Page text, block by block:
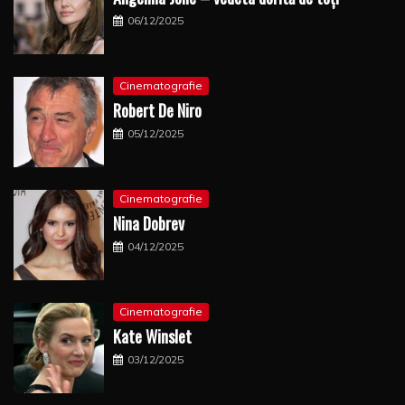
06/12/2025
Cinematografie
Robert De Niro
05/12/2025
Cinematografie
Nina Dobrev
04/12/2025
Cinematografie
Kate Winslet
03/12/2025